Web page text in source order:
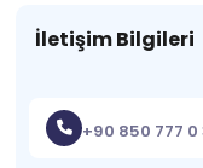
İletişim Bilgileri
+90 850 777 0